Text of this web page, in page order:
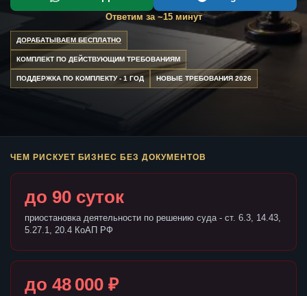
Ответим за ~15 минут
ДОРАБАТЫВАЕМ БЕСПЛАТНО
КОМПЛЕКТ ПО ДЕЙСТВУЮЩИМ ТРЕБОВАНИЯМ
ПОДДЕРЖКА ПО КОМПЛЕКТУ - 1 ГОД НОВЫЕ ТРЕБОВАНИЯ 2026
ЧЕМ РИСКУЕТ БИЗНЕС БЕЗ ДОКУМЕНТОВ
до 90 суток
приостановка деятельности по решению суда - ст. 6.3, 14.43,
5.27.1, 20.4 КоАП РФ
до 48 000 ₽